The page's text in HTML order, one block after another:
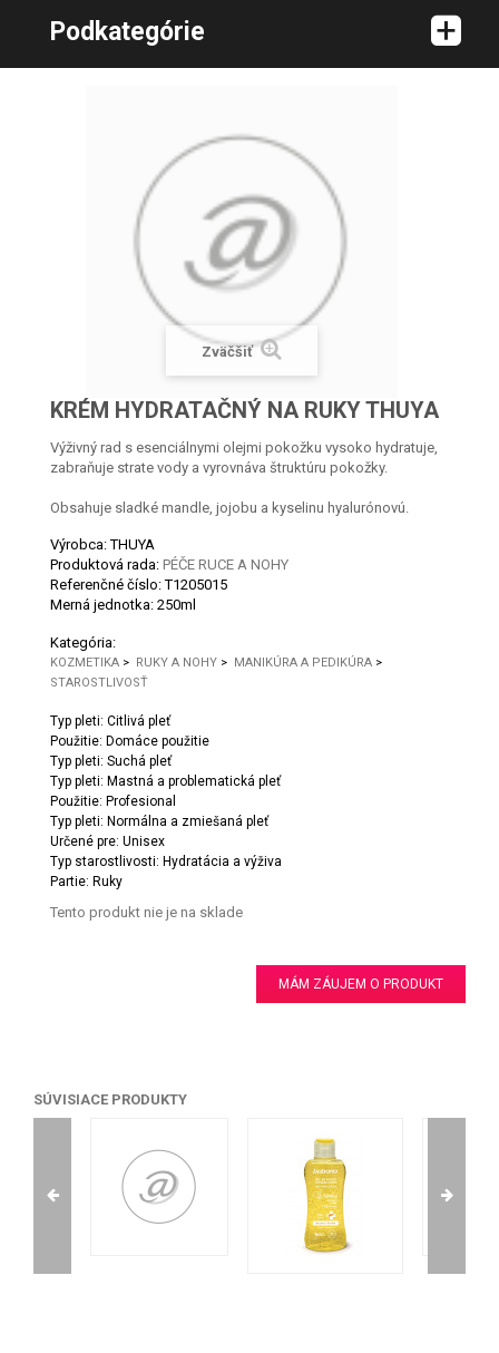
Podkategórie
Zväčšiť
KRÉM HYDRATAČNÝ NA RUKY THUYA
Výživný rad s esenciálnymi olejmi pokožku vysoko hydratuje,
zabraňuje strate vody a vyrovnáva štruktúru pokožky.
Obsahuje sladké mandle, jojobu a kyselinu hyalurónovú.
Výrobca: THUYA
Produktová rada: PÉČE RUCE A NOHY
Referenčné číslo:T1205015
Merná jednotka: 250ml
Kategória:
KOZMETIKA > RUKY A NOHY > MANIKÚRA A PEDIKÚRA >
STAROSTLIVOSŤ
Typ pleti: Citlivá pleť
Použitie: Domáce použitie
Typ pleti: Suchá pleť
Typ pleti: Mastná a problematická pleť
Použitie: Profesional
Typ pleti: Normálna a zmiešaná pleť
Určené pre: Unisex
Typ starostlivosti: Hydratácia a výživa
Partie: Ruky
Tento produkt nie je na sklade
MÁM ZÁUJEM O PRODUKT
SÚVISIACE PRODUKTY